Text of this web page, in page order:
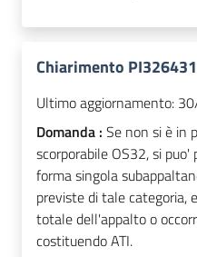
Chiarimento
Ultimo aggiornamento:
Domanda : Se non si è in
scorporabile OS32, si
forma singola
previste di tale categoria,
totale dell'appalto o
costituendo ATI.